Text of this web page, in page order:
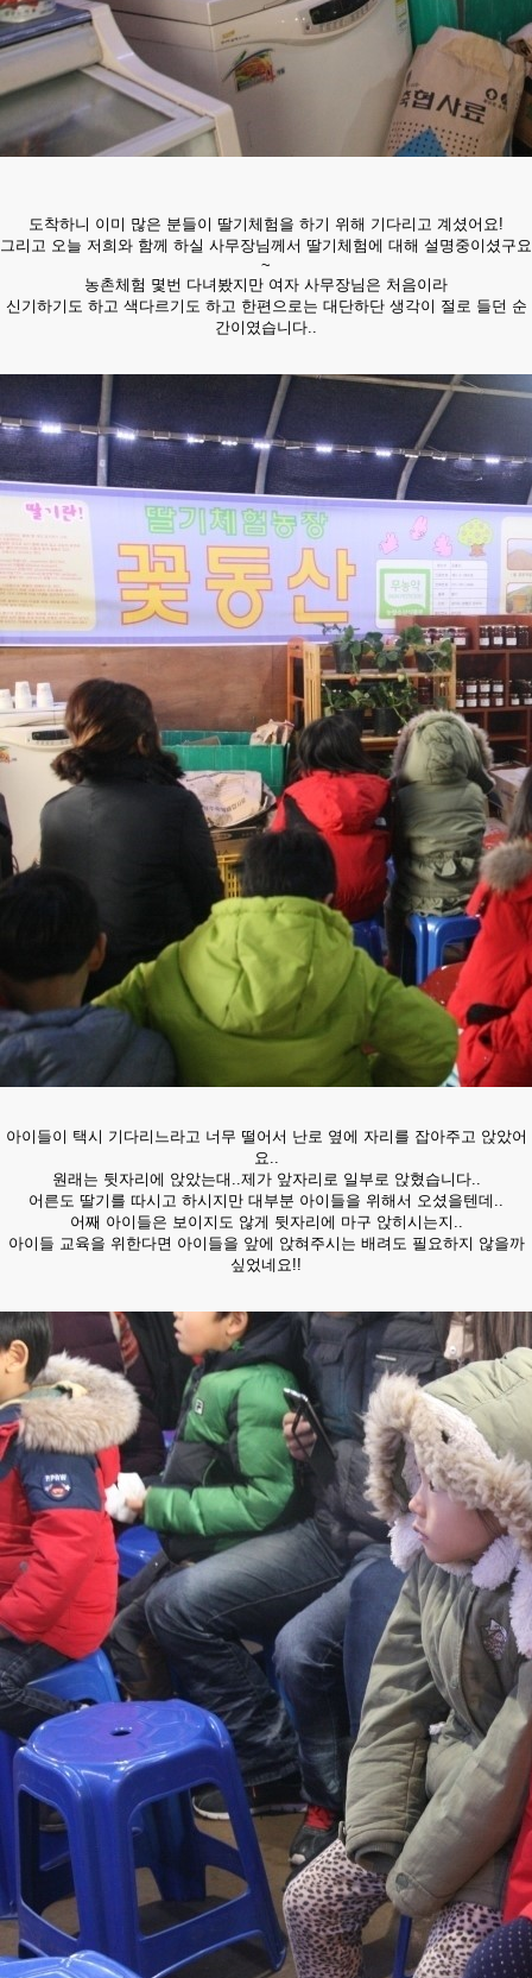
도착하니 이미 많은 분들이 딸기체험을 하기 위해 기다리고 계셨어요!
그리고 오늘 저희와 함께 하실 사무장님께서 딸기체험에 대해 설명중이셨구요
~
​농촌체험 몇번 다녀봤지만 여자 사무장님은 처음이라
신기하기도 하고 색다르기도 하고 한편으로는 대단하단 생각이 절로 들던 순
간이였습니다..
아이들이 택시 기다리느라고 너무 떨어서 난로 옆에 자리를 잡아주고 앉았어
요..
원래는 뒷자리에 앉았는대..제가 앞자리로 일부로 앉혔습니다..
어른도 딸기를 따시고 하시지만 대부분 아이들을 위해서 오셨을텐데..
어째 아이들은 보이지도 않게 뒷자리에 마구 앉히시는지..
아이들 교육을 위한다면 아이들을 앞에 앉혀주시는 배려도 필요하지 않을까
싶었네요!!